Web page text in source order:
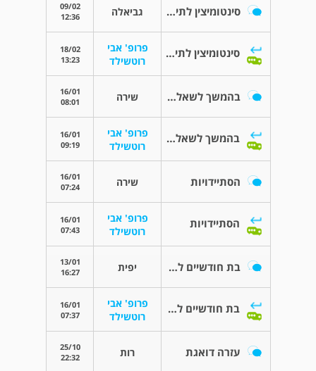
סינטומיצין לתינוק שנולד גביאלה
09/02
12:36
סינטומיצין לתינוק שנולד
פרופ' אבי
רוטשילד
18/02
13:23
בהמשך לשאלתי - הסתיידויות שירה
16/01
08:01
בהמשך לשאלתי - הסתיידויות
פרופ' אבי
רוטשילד
16/01
09:19
הסתיידויות שירה
16/01
07:24
הסתיידויות
פרופ' אבי
רוטשילד
16/01
07:43
בת חודשיים ללא תאבון יפית
13/01
16:27
בת חודשיים ללא תאבון
פרופ' אבי
רוטשילד
16/01
07:37
עזרה דואגת רות
25/10
22:32